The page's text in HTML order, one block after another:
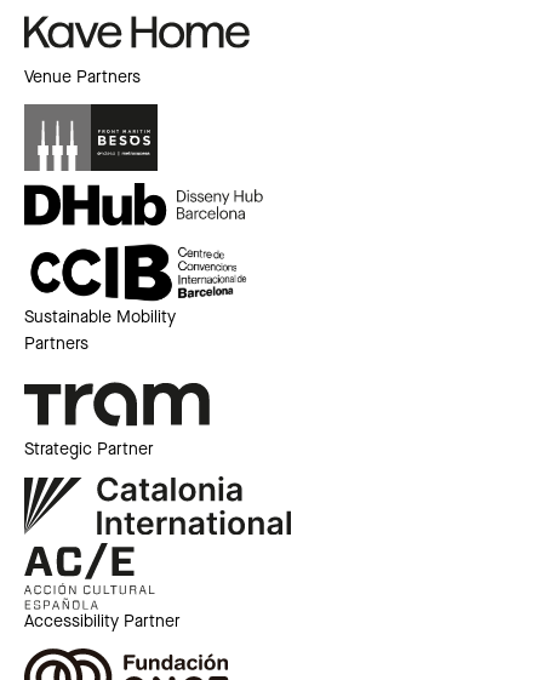
Venue Partners
Sustainable Mobility
Partners
Strategic Partner
Accessibility Partner